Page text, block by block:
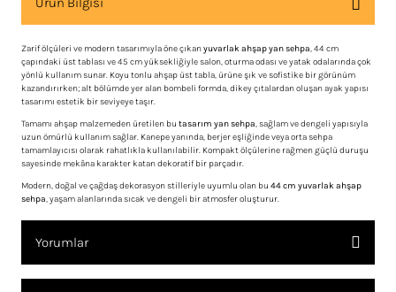
Zarif ölçüleri ve modern tasarımıyla öne çıkanyuvarlak ahşap yan sehpa, 44 cm
çapındaki üst tablası ve 45 cm yüksekliğiyle salon, oturma odası ve yatak odalarında çok
yönlü kullanım sunar. Koyu tonlu ahşap üst tabla, ürüne şık ve sofistike bir görünüm
kazandırırken; alt bölümde yer alan bombeli formda, dikey çıtalardan oluşan ayak yapısı
tasarımı estetik bir seviyeye taşır.
Tamamı ahşap malzemeden üretilen bu tasarım yan sehpa, sağlam ve dengeli yapısıyla
uzun ömürlü kullanım sağlar. Kanepe yanında, berjer eşliğinde veya orta sehpa
tamamlayıcısı olarak rahatlıkla kullanılabilir. Kompakt ölçülerine rağmen güçlü duruşu
sayesinde mekâna karakter katan dekoratif bir parçadır.
Modern, doğal ve çağdaş dekorasyon stilleriyle uyumlu olan bu 44 cm yuvarlak ahşap
sehpa, yaşam alanlarında sıcak ve dengeli bir atmosfer oluşturur.
Yorumlar